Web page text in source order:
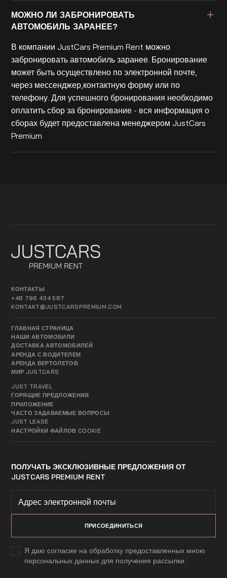
МОЖНО ЛИ ЗАБРОНИРОВАТЬ
АВТОМОБИЛЬ ЗАРАНЕЕ?
В компании JustCars Premium Rent можно
забронировать автомобиль заранее. Бронирование
может быть осуществлено по электронной почте,
через мессенджер,контактную форму или по
телефону. Для успешного бронирования необходимо
оплатить сбор за бронирование - вся информация о
сборах будет предоставлена менеджером JustCars
Premium
КОНТАКТЫ
+48 796 434 587
KONTAKT@JUSTCARSPREMIUM.COM
ГЛАВНАЯ СТРАНИЦА
НАШИ АВТОМОБИЛИ
ДОСТАВКА АВТОМОБИЛЕЙ
АРЕНДА С ВОДИТЕЛЕМ
АРЕНДА ВЕРТОЛЕТОВ
МИР JUSTCARS
JUST TRAVEL
ГОРЯЩИЕ ПРЕДЛОЖЕНИЯ
ПРИЛОЖЕНИЕ
ЧАСТО ЗАДАВАЕМЫЕ ВОПРОСЫ
JUST LEASE
НАСТРОЙКИ ФАЙЛОВ COOKIE
ПОЛУЧАТЬ ЭКСКЛЮЗИВНЫЕ ПРЕДЛОЖЕНИЯ ОТ
JUSTCARS PREMIUM RENT
Я даю согласие на обработку предоставленных мною
персональных данных для получения рассылки.